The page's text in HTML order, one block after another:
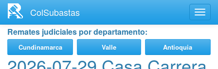
contenido
principal
ColSubastas
Remates judiciales por departamento:
Cundinamarca Valle Antioquia